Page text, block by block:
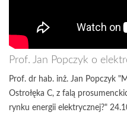
Prof. Jan Popczyk o
Prof. dr hab. inż. Jan Popczyk
Ostrołęka C, z falą
rynku energii elektrycznej?"